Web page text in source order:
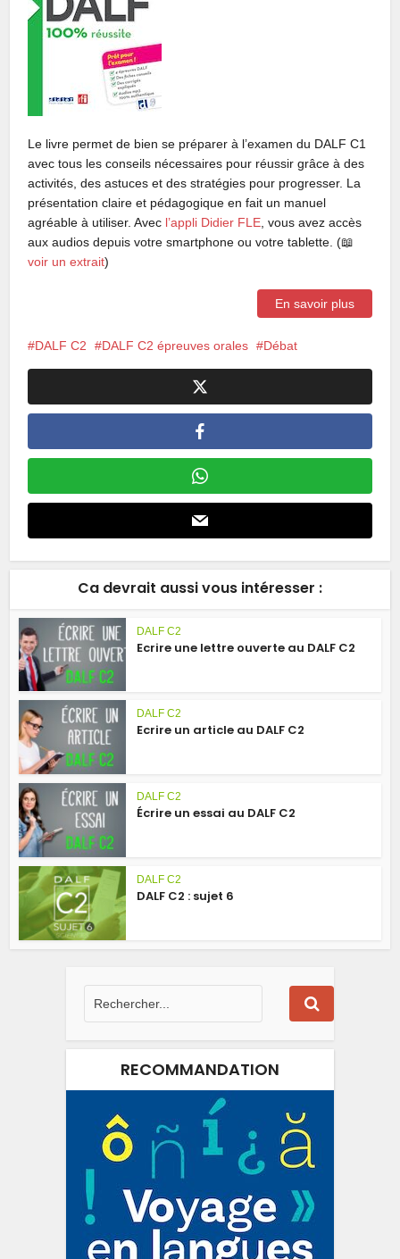
Le livre permet de bien se préparer à l’examen du DALF C1
avec tous les conseils nécessaires pour réussir grâce à des
activités, des astuces et des stratégies pour progresser. La
présentation claire et pédagogique en fait un manuel
agréable à utiliser. Avec l’appli Didier FLE , vous avez accès
aux audios depuis votre smartphone ou votre tablette. (📖
voir un extrait)
En savoir plus
DALF C2 DALF C2 épreuves orales Débat
Ca devrait aussi vous intéresser :
DALF C2
Ecrire une lettre ouverte au DALF C2
DALF C2
Ecrire un article au DALF C2
DALF C2
Écrire un essai au DALF C2
DALF C2
DALF C2 : sujet 6
RECOMMANDATION